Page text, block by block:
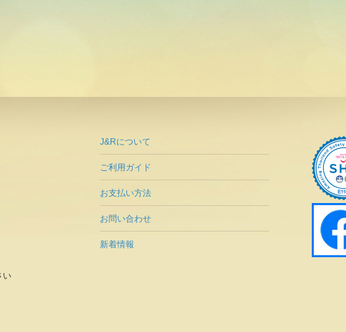
い
J&Rについて
ご利用ガイド
お支払い方法
お問い合わせ
新着情報